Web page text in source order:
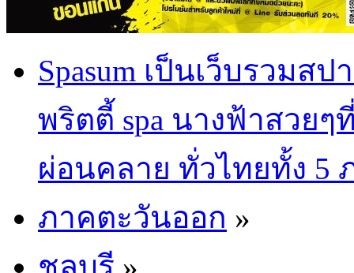
Spasum เป็นเว็บรวม
พริตตี้ spa นางฟ้าสวย
ผ่อนคลาย ทั่วไทยทั้ง 5
ภาคตะวันออก »
ชลบุรี »